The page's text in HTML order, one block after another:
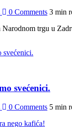
0 Comments 3 min
trgu u
svećenici.
0 Comments 5 min